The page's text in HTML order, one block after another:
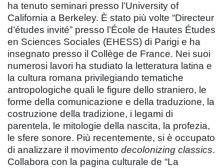
ha tenuto seminari presso l’University of
California a Berkeley. È stato più volte “Directeur
d’études invité” presso l’École de Hautes Études
en Sciences Sociales (EHESS) di Parigi e ha
insegnato presso il Collège de France. Nei suoi
numerosi lavori ha studiato la letteratura latina e
la cultura romana privilegiando tematiche
antropologiche quali le figure dello straniero, le
forme della comunicazione e della traduzione, la
costruzione della tradizione, i legami di
parentela, le mitologie della nascita, la profezia,
le sfere sonore. Più recentemente, si è occupato
di analizzare il movimento decolonizing classics.
Collabora con la pagina culturale de “La